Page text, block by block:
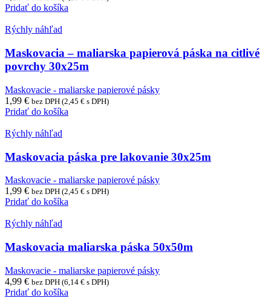
Pridať do košíka
Rýchly náhľad
Maskovacia – maliarska papierová páska na citlivé
povrchy 30x25m
Maskovacie - maliarske papierové pásky
1,99 € bez DPH (2,45 € s DPH)
Pridať do košíka
Rýchly náhľad
Maskovacia páska pre lakovanie 30x25m
Maskovacie - maliarske papierové pásky
1,99 € bez DPH (2,45 € s DPH)
Pridať do košíka
Rýchly náhľad
Maskovacia maliarska páska 50x50m
Maskovacie - maliarske papierové pásky
4,99 € bez DPH (6,14 € s DPH)
Pridať do košíka